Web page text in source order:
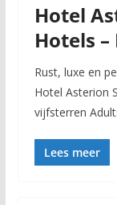
Hotel
Hotels
Rust, luxe en
Hotel Asterion
vijfsterren
Lees meer